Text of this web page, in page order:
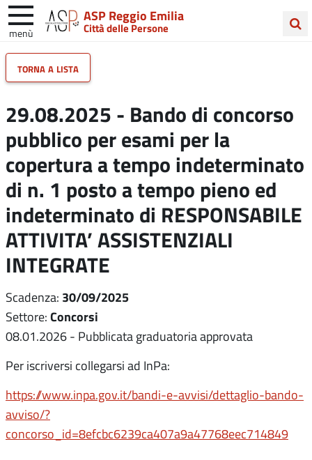
ASP Reggio Emilia
Città delle Persone
menù
Cerca
sito
torna a lista
29.08.2025 - Bando di concorso
pubblico per esami per la
copertura a tempo indeterminato
di n. 1 posto a tempo pieno ed
indeterminato di RESPONSABILE
ATTIVITA’ ASSISTENZIALI
INTEGRATE
Scadenza: 30/09/2025
Settore: Concorsi
08.01.2026 - Pubblicata graduatoria approvata
Per iscriversi collegarsi ad InPa:
https://www.inpa.gov.it/bandi-e-avvisi/dettaglio-bando-
avviso/?
concorso_id=8efcbc6239ca407a9a47768eec714849